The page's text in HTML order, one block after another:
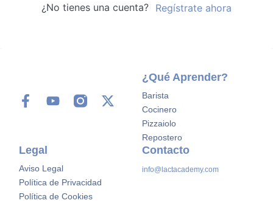
¿No tienes una cuenta? Regístrate ahora
¿Qué Aprender?
Barista
Cocinero
Pizzaiolo
Repostero
Legal
Aviso Legal
Política de Privacidad
Política de Cookies
Contacto
info@lactacademy.com